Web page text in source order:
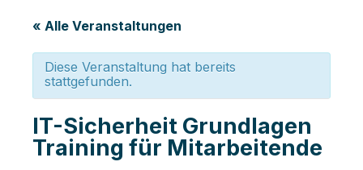
« Alle Veranstaltungen
Diese Veranstaltung hat bereits
stattgefunden.
IT-Sicherheit Grundlagen
Training für Mitarbeitende